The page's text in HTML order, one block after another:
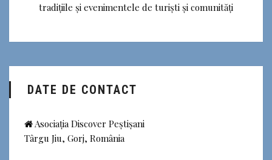
tradițiile și evenimentele de turiști și comunități
DATE DE CONTACT
Asociația Discover Peștișani
Târgu Jiu, Gorj, România